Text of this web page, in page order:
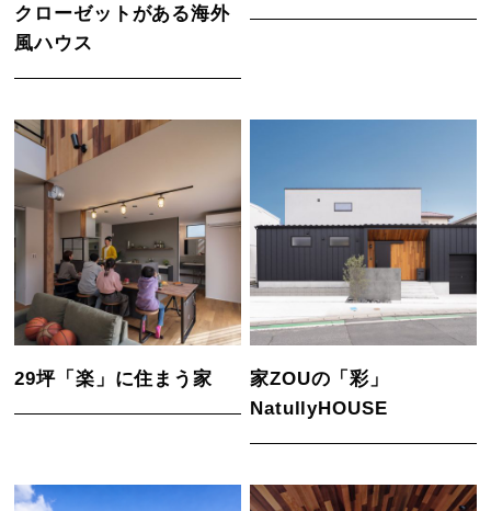
クローゼットがある海外
風ハウス
29坪「楽」に住まう家
家ZOUの「彩」
NatullyHOUSE